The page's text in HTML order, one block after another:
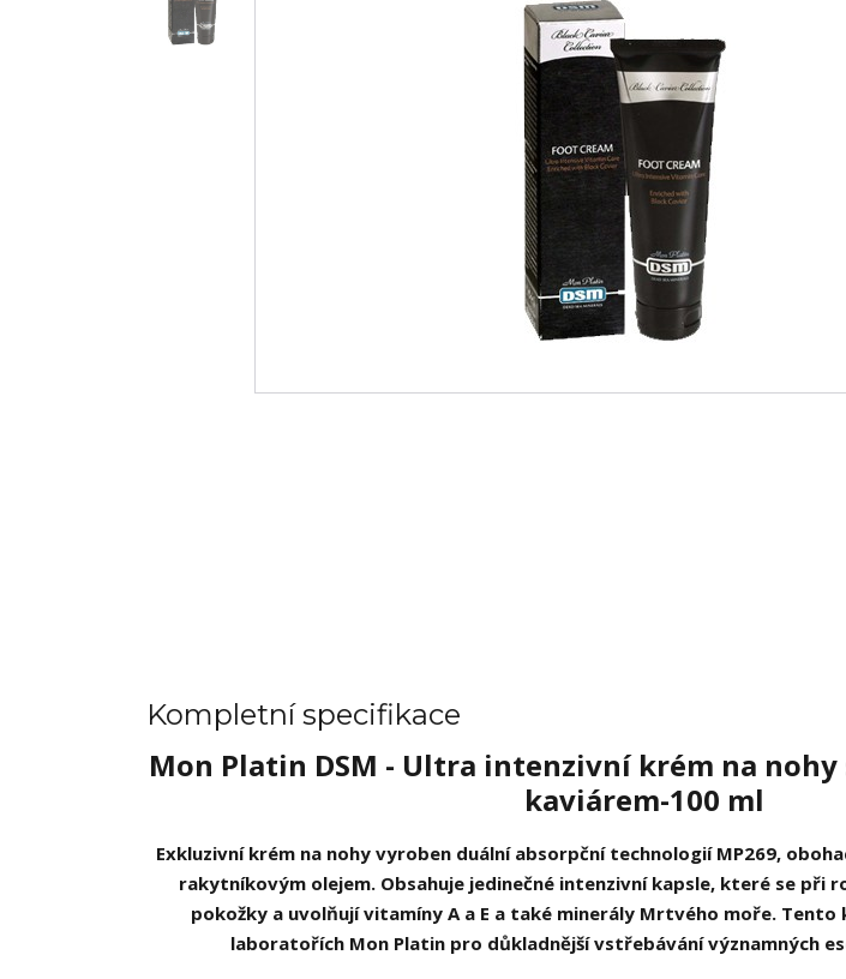
Kompletní specifikace
Mon Platin DSM - Ultra intenzivní krém na
kaviárem-100 ml
Exkluzivní krém na nohy vyroben duální absorpční technologií MP269,
rakytníkovým olejem. Obsahuje jedinečné intenzivní kapsle, které se při
pokožky a uvolňují vitamíny A a E a také minerály Mrtvého moře.
laboratořích Mon Platin pro důkladnější vstřebávání významných